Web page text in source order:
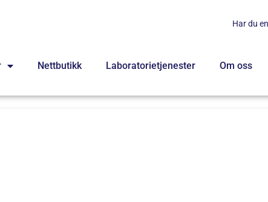
Har du
Nettbutikk Laboratorietjenester Om oss